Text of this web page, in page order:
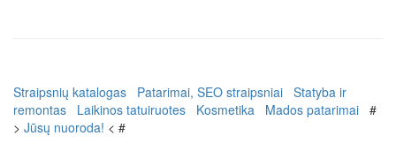
Straipsnių katalogas Patarimai, SEO straipsniai Statyba ir
remontas
Laikinos tatuiruotes Kosmetika Mados patarimai #
> Jūsų nuoroda! < #